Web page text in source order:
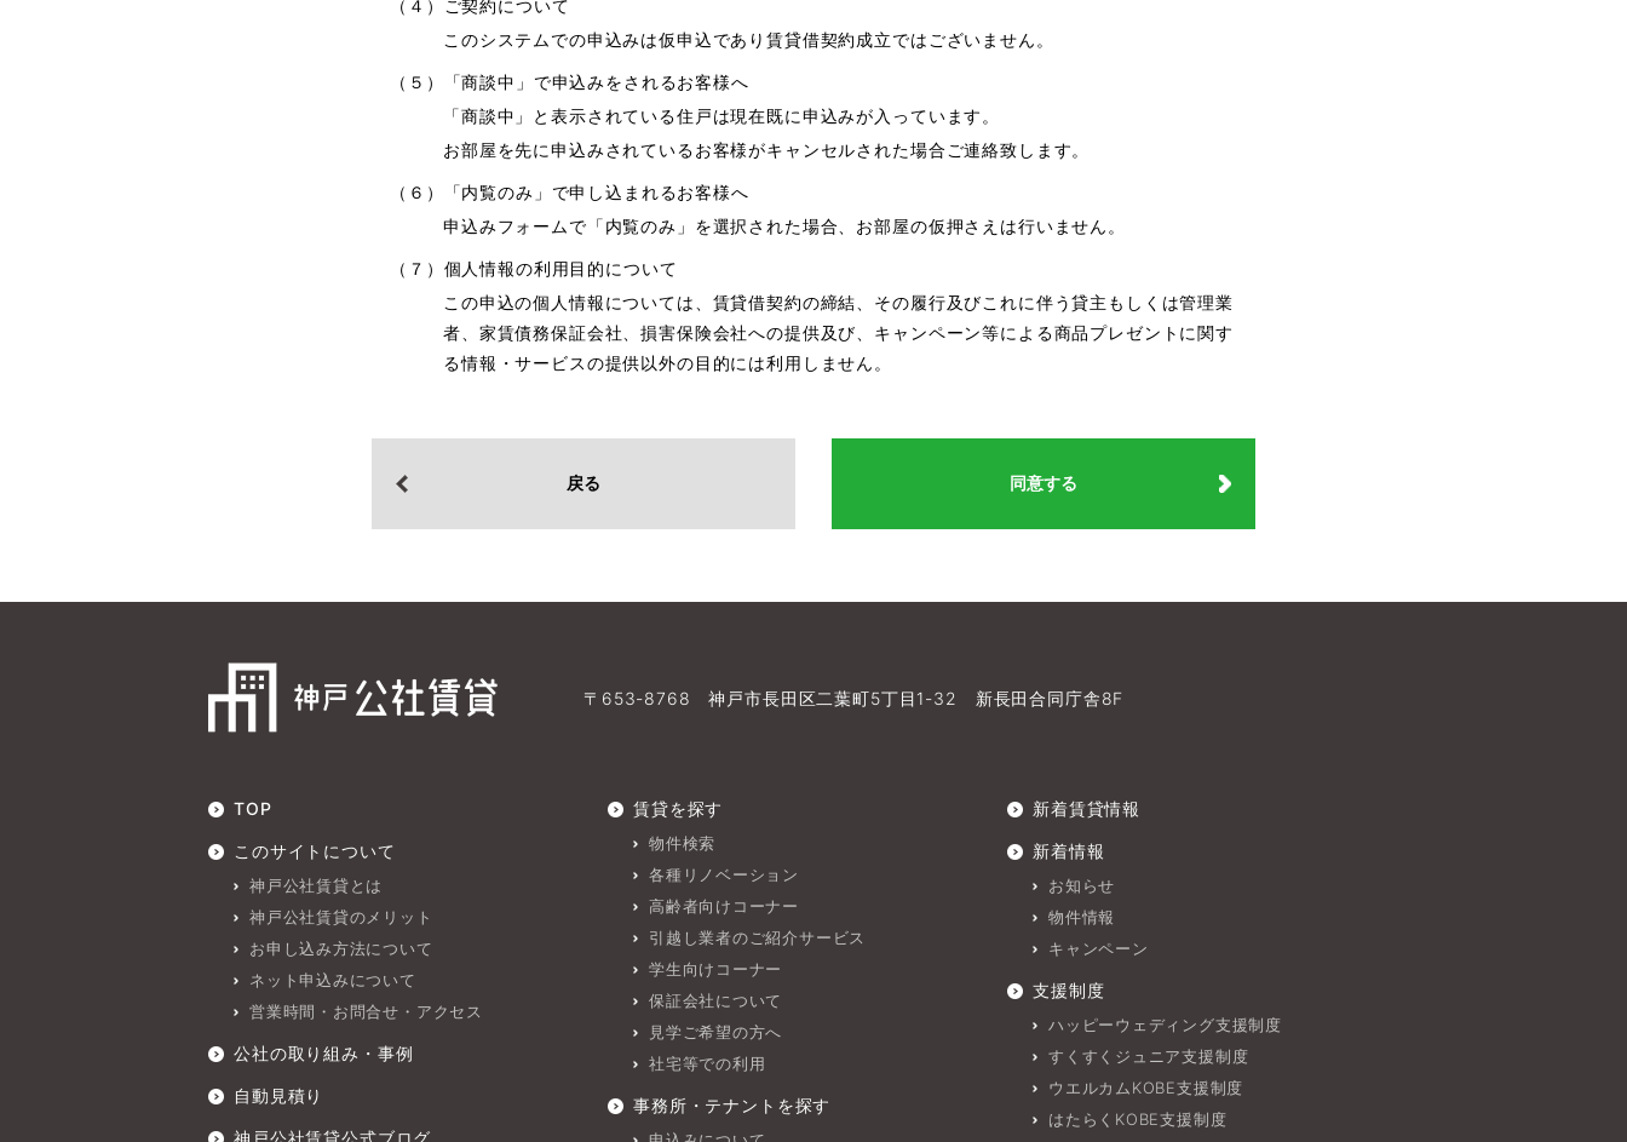
（４）ご契約について
このシステムでの申込みは仮申込であり賃貸借契約成立ではございません。
（５）「商談中」で申込みをされるお客様へ
「商談中」と表示されている住戸は現在既に申込みが入っています。
お部屋を先に申込みされているお客様がキャンセルされた場合ご連絡致します。
（６）「内覧のみ」で申し込まれるお客様へ
申込みフォームで「内覧のみ」を選択された場合、お部屋の仮押さえは行いません。
（７）個人情報の利用目的について
この申込の個人情報については、賃貸借契約の締結、その履行及びこれに伴う貸主もしくは管理業
者、家賃債務保証会社、損害保険会社への提供及び、キャンペーン等による商品プレゼントに関す
る情報・サービスの提供以外の目的には利用しません。
戻る 同意する
〒653-8768 神戸市長田区二葉町5丁目1-32 新長田合同庁舎8F
TOP
このサイトについて
神戸公社賃貸とは
神戸公社賃貸のメリット
お申し込み方法について
ネット申込みについて
営業時間・お問合せ・アクセス
公社の取り組み・事例
自動見積り
神戸公社賃貸公式ブログ
賃貸を探す
物件検索
各種リノベーション
高齢者向けコーナー
引越し業者のご紹介サービス
学生向けコーナー
保証会社について
見学ご希望の方へ
社宅等での利用
事務所・テナントを探す
新着賃貸情報
新着情報
お知らせ
物件情報
キャンペーン
支援制度
ハッピーウェディング支援制度
すくすくジュニア支援制度
ウエルカムKOBE支援制度
はたらくKOBE支援制度